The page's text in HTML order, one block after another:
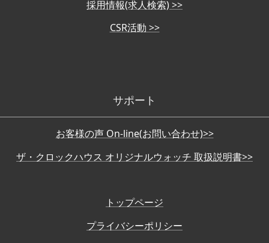
採用情報(求人検索) >>
CSR活動 >>
サポート
お客様の声 On-line(お問い合わせ)>>
ザ・クロックハウス オリジナルウォッチ 取扱説明書>>
トップページ
プライバシーポリシー